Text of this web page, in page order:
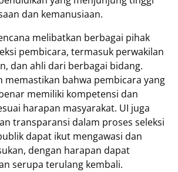
dan kemanusiaan.
melibatkan berbagai pihak
pembicara, termasuk perwakilan
dan ahli dari berbagai bidang.
memastikan bahwa pembicara yang
memiliki kompetensi dan
harapan masyarakat. UI juga
transparansi dalam proses seleksi
dapat ikut mengawasi dan
dengan harapan dapat
serupa terulang kembali.